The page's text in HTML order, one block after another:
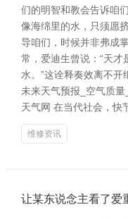
们的明智和教会告诉咱
像海绵里的水，只须愿
导咱们，时候并非弗成
常，爱迪生曾说：“天
水。”这诠释奏效离不开
未来天气预报_空气质
天气网 在当代社会，快
维修资讯
让某东说念主看了爱